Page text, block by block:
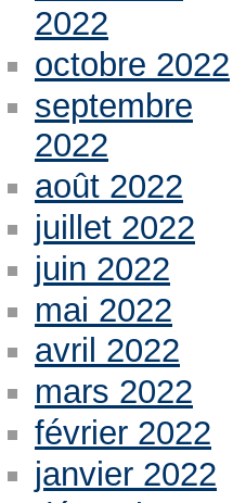
2022
octobre 2022
septembre
2022
août 2022
juillet 2022
juin 2022
mai 2022
avril 2022
mars 2022
février 2022
janvier 2022